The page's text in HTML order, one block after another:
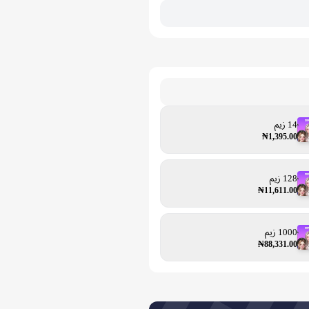
14 زيم
₦1,395.00
128 زيم
₦11,611.00
1000 زيم
₦88,331.00